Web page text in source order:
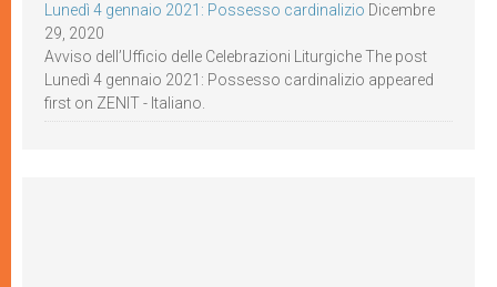
Lunedì 4 gennaio 2021: Possesso cardinalizio Dicembre
29, 2020
Avviso dell’Ufficio delle Celebrazioni Liturgiche The post
Lunedì 4 gennaio 2021: Possesso cardinalizio appeared
first on ZENIT - Italiano.